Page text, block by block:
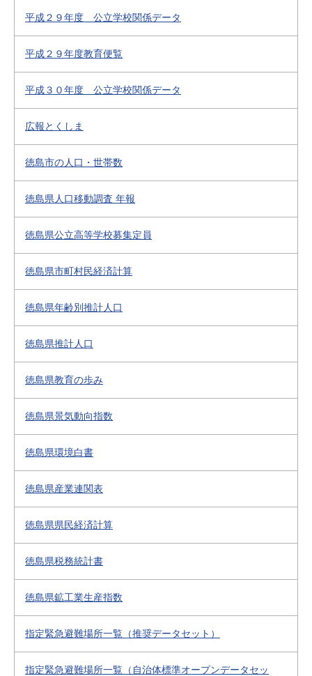
平成２９年度 公立学校関係データ
平成２９年度教育便覧
平成３０年度 公立学校関係データ
広報とくしま
徳島市の人口・世帯数
徳島県人口移動調査 年報
徳島県公立高等学校募集定員
徳島県市町村民経済計算
徳島県年齢別推計人口
徳島県推計人口
徳島県教育の歩み
徳島県景気動向指数
徳島県環境白書
徳島県産業連関表
徳島県県民経済計算
徳島県税務統計書
徳島県鉱工業生産指数
指定緊急避難場所一覧（推奨データセット）
指定緊急避難場所一覧（自治体標準オープンデータセッ